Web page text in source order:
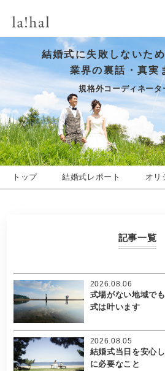
結婚式に失敗しないた
業界の裏話・真実
規格外コーディネータ
トップ 結婚式レポート オリ
記事一覧
式場がない地域で
式は叶います
2026.08.06
結婚式当日を安心
に必要なこと
2026.08.05